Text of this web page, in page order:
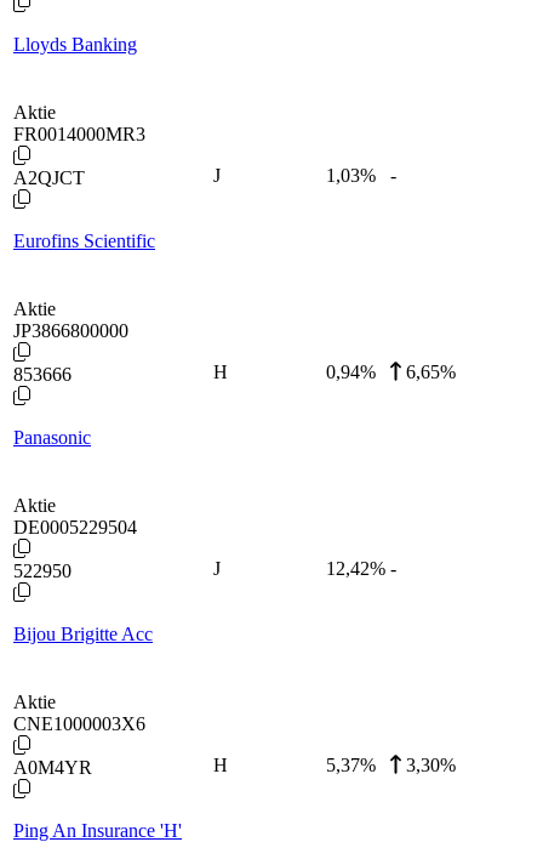
Lloyds Banking
Aktie
FR0014000MR3
A2QJCT
Eurofins Scientific
J 1,03% -
Aktie
JP3866800000
853666
Panasonic
H 0,94% 6,65%
Aktie
DE0005229504
522950
Bijou Brigitte Acc
J 12,42% -
Aktie
CNE1000003X6
A0M4YR
Ping An Insurance 'H'
H 5,37% 3,30%